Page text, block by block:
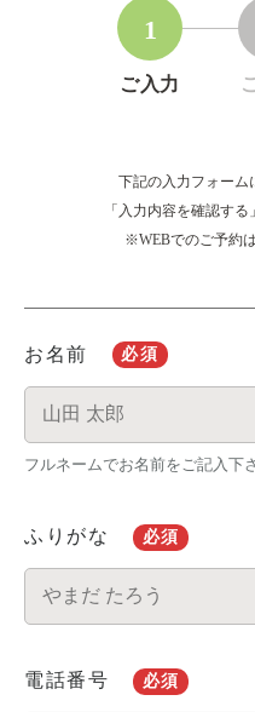
1
ご入力
下記の入力フォーム
「入力内容を確認す
※WEBでのご予約
お名前 必須
フルネームでお名前をご記入下
ふりがな 必須
電話番号 必須